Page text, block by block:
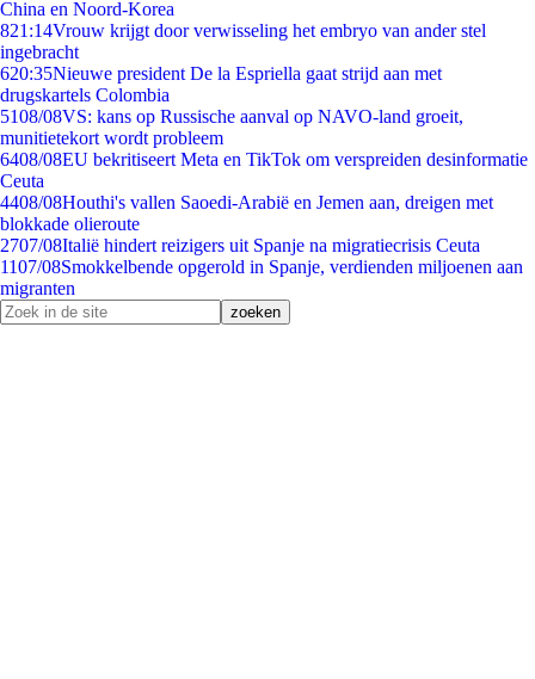
China en Noord-Korea
821:14Vrouw krijgt door verwisseling het embryo van ander stel
ingebracht
620:35Nieuwe president De la Espriella gaat strijd aan met
drugskartels Colombia
5108/08VS: kans op Russische aanval op NAVO-land groeit,
munitietekort wordt probleem
6408/08EU bekritiseert Meta en TikTok om verspreiden desinformatie
Ceuta
4408/08Houthi's vallen Saoedi-Arabië en Jemen aan, dreigen met
blokkade olieroute
2707/08Italië hindert reizigers uit Spanje na migratiecrisis Ceuta
1107/08Smokkelbende opgerold in Spanje, verdienden miljoenen aan
migranten